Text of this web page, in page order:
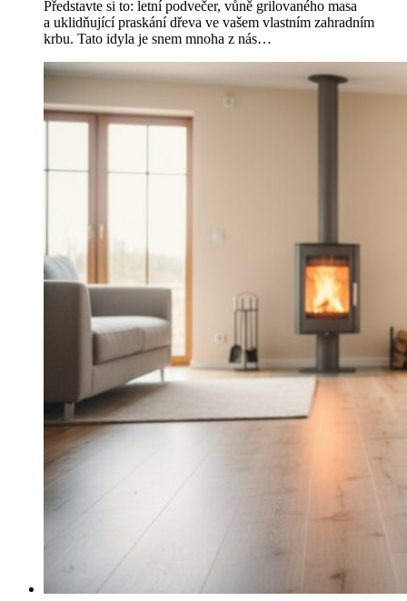
Představte si to: letní podvečer, vůně grilovaného masa
a uklidňující praskání dřeva ve vašem vlastním zahradním
krbu. Tato idyla je snem mnoha z nás…